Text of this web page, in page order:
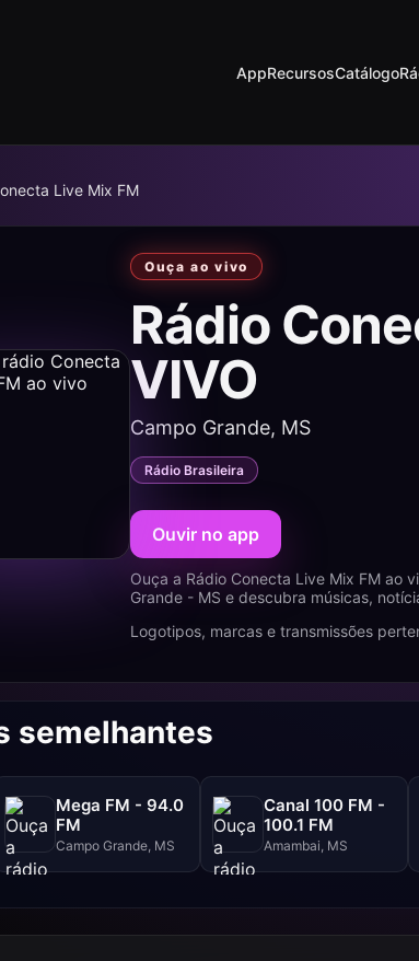
AppRecursosCatálogo
Live Mix FM
Ouça ao vivo
Rádio
VIVO
Campo Grande, MS
Rádio Brasileira
Ouvir no app
Ouça a Rádio Conecta Live Mix FM ao
Grande - MS e descubra músicas,
Logotipos, marcas e transmissões
semelhantes
Mega FM - 94.0
FM
Campo Grande, MS
Canal 100 FM -
100.1 FM
Amambai, MS